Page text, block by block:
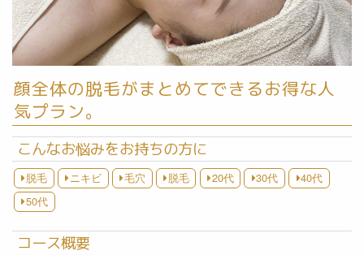
顔全体の脱毛がまとめてできるお得な人
気プラン。
こんなお悩みをお持ちの方に
脱毛 ニキビ 毛穴 脱毛 20代 30代
40代
50代
コース概要